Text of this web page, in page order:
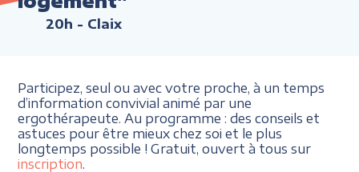
20h - Claix
Participez, seul ou avec votre proche, à un temps
d’information convivial animé par une
ergothérapeute. Au programme : des conseils et
astuces pour être mieux chez soi et le plus
longtemps possible ! Gratuit, ouvert à tous sur
inscription